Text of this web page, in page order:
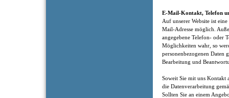
E-Mail-Kontakt, Telefon
Auf unserer Website ist
Mail-Adresse möglich.
angegebene Telefon- oder
Möglichkeiten wahr, so
personenbezogenen Daten
Bearbeitung und
Soweit Sie mit uns
die Datenverarbeitung
Sollten Sie an einem